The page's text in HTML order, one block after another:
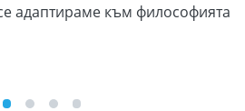
адаптираме към философията